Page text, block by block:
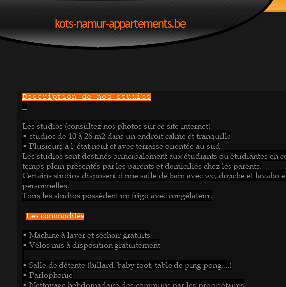
kots-namur-appartements.be
Description de nos studios
Les studios (consultez nos photos sur ce site internet)
• studios de 10 à 26 m2 dans un endroit calme et tranquille
• Plusieurs à l' état neuf et avec terrasse orientée au sud
Les studios sont destinés principalement aux étudiants ou étudiantes en
temps pleinprésentés par les parents et domiciliés chez les parents.
Certains studios disposent d'une salle de bain avec wc, douche et lavabo
personnelles.
Tous les studios possèdent un frigo avec congélateur.
Les commodités
• Machine à laver et séchoir gratuits
• Vélos mis à disposition gratuitement
• Salle de détente (billard, baby foot, table de ping pong....)
• Parlophonie
• Nettoyage hebdomadaire des communs par les propriétaires